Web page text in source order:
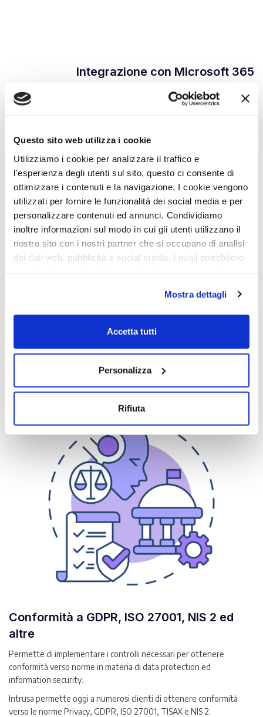
Questo sito web utilizza i cookie
Utilizziamo i cookie per analizzare il traffico e
l'esperienza degli utenti sul sito, questo ci consente di
ottimizzare i contenuti e la navigazione. I cookie vengono
utilizzati per fornire le funzionalità dei social media e per
personalizzare contenuti ed annunci. Condividiamo
inoltre informazioni sul modo in cui gli utenti utilizzano il
nostro sito con i nostri partner che si occupano di analisi
dei dati web, pubblicità e social media, i quali potrebbero
Chiudendo il banner con la X oppure cliccando su Rifiuta
la navigazione proseguirà in assenza di cookie diversi da
Mostra dettagli
Accetta tutti
Personalizza
Rifiuta
Integrazione con Microsoft 365
Gestisce in maniera omogenea i log dell’ecosistema Microsoft:
modifiche al tenant, log Entra ID e di accesso ai file su SharePoint e
OneDrive sono disponibili dalla stessa interfaccia semplice ed
Conformità a GDPR, ISO 27001, NIS 2 ed
altre
Permette di implementare i controlli necessari per ottenere
conformità verso norme in materia di data protection ed
information security.
Intrusa permette oggi a numerosi clienti di ottenere conformità
verso le norme Privacy, GDPR, ISO 27001, TISAX e NIS 2.